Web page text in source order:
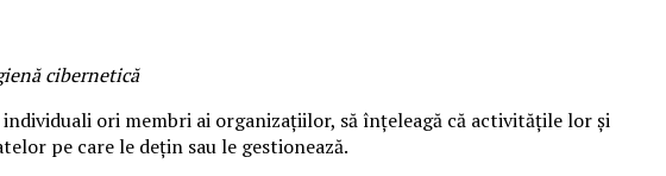
cibernetică
ori membri ai organizațiilor, să înțeleagă că activitățile lor și
pe care le dețin sau le gestionează.